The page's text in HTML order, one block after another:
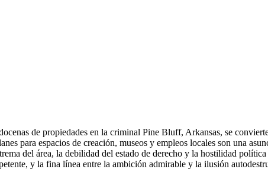
de propiedades en la criminal Pine Bluff, Arkansas, se
para espacios de creación, museos y empleos locales son una
del área, la debilidad del estado de derecho y la hostilidad
y la fina línea entre la ambición admirable y la ilusión